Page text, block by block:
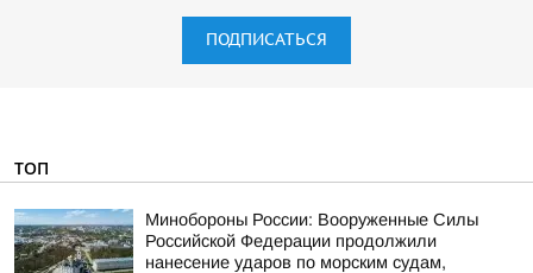
ПОДПИСАТЬСЯ
ТОП
Минобороны России: Вооруженные Силы
Российской Федерации продолжили
нанесение ударов по морским судам,